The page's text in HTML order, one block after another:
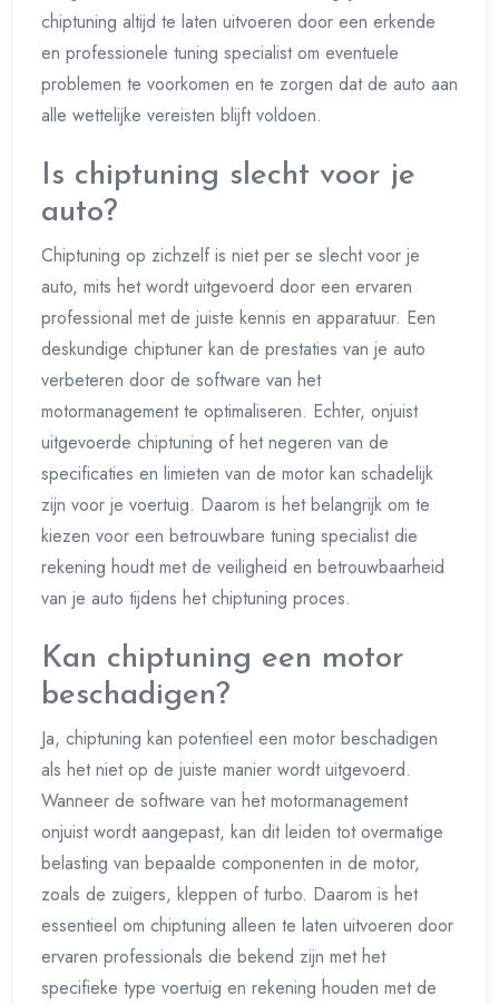
chiptuning altijd te laten uitvoeren door een erkende
en professionele tuning specialist om eventuele
problemen te voorkomen en te zorgen dat de auto aan
alle wettelijke vereisten blijft voldoen.
Is chiptuning slecht voor je
auto?
Chiptuning op zichzelf is niet per se slecht voor je
auto, mits het wordt uitgevoerd door een ervaren
professional met de juiste kennis en apparatuur. Een
deskundige chiptuner kan de prestaties van je auto
verbeteren door de software van het
motormanagement te optimaliseren. Echter, onjuist
uitgevoerde chiptuning of het negeren van de
specificaties en limieten van de motor kan schadelijk
zijn voor je voertuig. Daarom is het belangrijk om te
kiezen voor een betrouwbare tuning specialist die
rekening houdt met de veiligheid en betrouwbaarheid
van je auto tijdens het chiptuning proces.
Kan chiptuning een motor
beschadigen?
Ja, chiptuning kan potentieel een motor beschadigen
als het niet op de juiste manier wordt uitgevoerd.
Wanneer de software van het motormanagement
onjuist wordt aangepast, kan dit leiden tot overmatige
belasting van bepaalde componenten in de motor,
zoals de zuigers, kleppen of turbo. Daarom is het
essentieel om chiptuning alleen te laten uitvoeren door
ervaren professionals die bekend zijn met het
specifieke type voertuig en rekening houden met de